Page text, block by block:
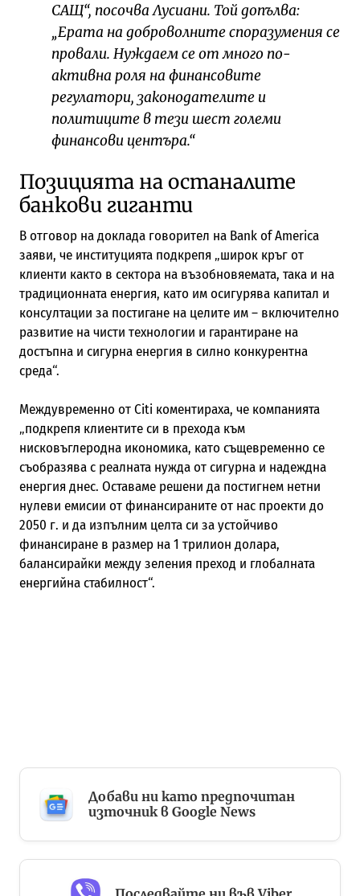
САЩ“, посочва Лусиани. Той допълва:
„Ерата на доброволните споразумения се
провали. Нуждаем се от много по-
активна роля на финансовите
регулатори, законодателите и
политиците в тези шест големи
финансови центъра.“
Позицията на останалите
банкови гиганти
В отговор на доклада говорител на Bank of America
заяви, че институцията подкрепя „широк кръг от
клиенти както в сектора на възобновяемата, така и на
традиционната енергия, като им осигурява капитал и
консултации за постигане на целите им – включително
развитие на чисти технологии и гарантиране на
достъпна и сигурна енергия в силно конкурентна
среда“.
Междувременно от Citi коментираха, че компанията
„подкрепя клиентите си в прехода към
нисковъглеродна икономика, като същевременно се
съобразява с реалната нужда от сигурна и надеждна
енергия днес. Оставаме решени да постигнем нетни
нулеви емисии от финансираните от нас проекти до
2050 г. и да изпълним целта си за устойчиво
финансиране в размер на 1 трилион долара,
балансирайки между зеления преход и глобалната
енергийна стабилност“.
Добави ни като предпочитан
източник в Google News